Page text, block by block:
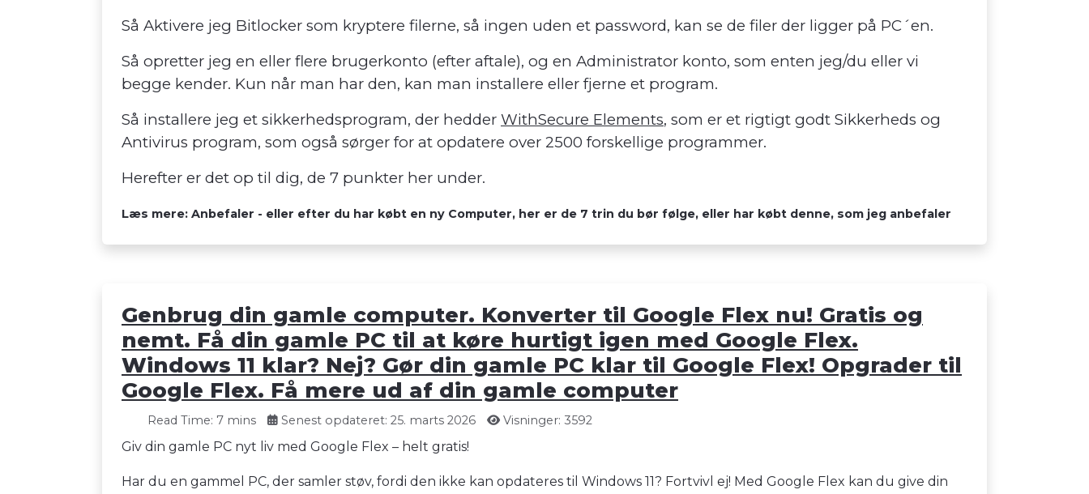
Så Aktivere jeg Bitlocker som kryptere filerne, så ingen uden et password, kan se de filer der ligger på PC´en.
Så opretter jeg en eller flere brugerkonto (efter aftale), og en Administrator konto, som enten jeg/du eller vi
begge kender. Kun når man har den, kan man installere eller fjerne et program.
Så installere jeg et sikkerhedsprogram, der hedder WithSecure Elements, som er et rigtigt godt Sikkerheds og
Antivirus program, som også sørger for at opdatere over 2500 forskellige programmer.
Herefter er det op til dig, de 7 punkter her under.
Læs mere: Anbefaler - eller efter du har købt en ny Computer, her er de 7 trin du bør følge, eller har købt denne, som jeg anbefaler
Genbrug din gamle computer. Konverter til Google Flex nu! Gratis og
nemt. Få din gamle PC til at køre hurtigt igen med Google Flex.
Windows 11 klar? Nej? Gør din gamle PC klar til Google Flex! Opgrader til
Google Flex. Få mere ud af din gamle computer
Read Time: 7 mins Senest opdateret: 25. marts 2026 Visninger: 3592
Giv din gamle PC nyt liv med Google Flex – helt gratis!
Har du en gammel PC, der samler støv, fordi den ikke kan opdateres til Windows 11? Fortvivl ej! Med Google Flex kan du give din